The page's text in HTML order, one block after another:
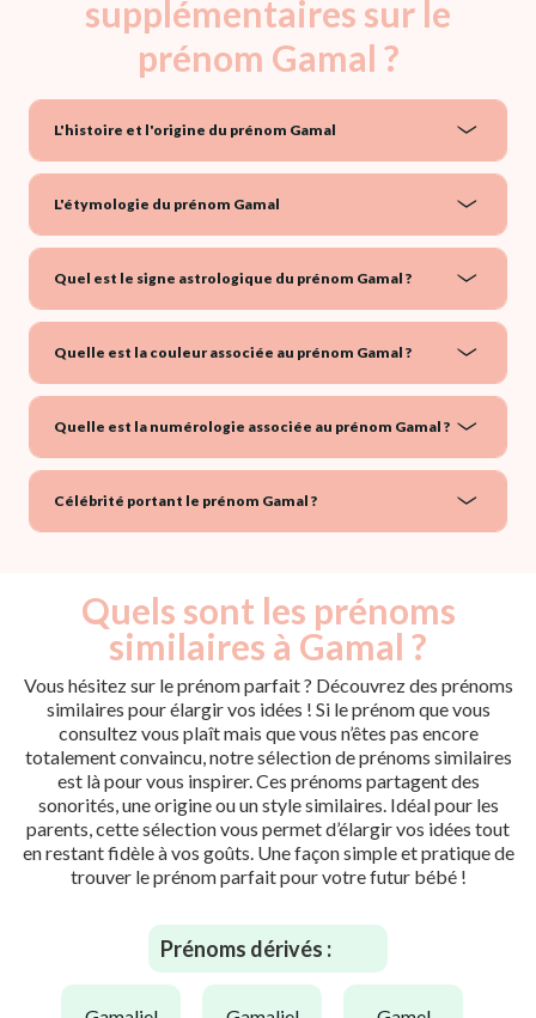
supplémentaires sur le
prénom Gamal ?
L'histoire et l'origine du prénom Gamal
L'étymologie du prénom Gamal
Quel est le signe astrologique du prénom Gamal ?
Quelle est la couleur associée au prénom Gamal ?
Quelle est la numérologie associée au prénom Gamal ?
Célébrité portant le prénom Gamal ?
Quels sont les prénoms
similaires à Gamal ?
Vous hésitez sur le prénom parfait ? Découvrez des prénoms
similaires pour élargir vos idées ! Si le prénom que vous
consultez vous plaît mais que vous n’êtes pas encore
totalement convaincu, notre sélection de prénoms similaires
est là pour vous inspirer. Ces prénoms partagent des
sonorités, une origine ou un style similaires. Idéal pour les
parents, cette sélection vous permet d’élargir vos idées tout
en restant fidèle à vos goûts. Une façon simple et pratique de
trouver le prénom parfait pour votre futur bébé !
Prénoms dérivés :